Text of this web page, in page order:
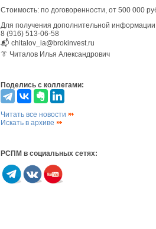
Стоимость: по договоренности, от 500 000
Для получения дополнительной
8 (916) 513-06-58
📬 chitalov_ia@brokinvest.ru
👔 Читалов Илья Александрович
Поделись с коллегами:
Читать все новости
Искать в архиве
РСПМ в социальных сетях: